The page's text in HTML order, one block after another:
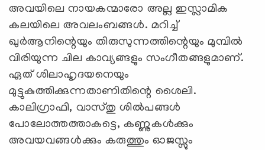
അവയിലെ നായകന്മാരോ അല്ല ഇസ്ലാമിക
കലയിലെ അവലംബങ്ങള്‍. മറിച്ച്‌
ഖുര്‍ആനിന്റെയും തിരുസുന്നത്തിന്റെയും മുമ്പില്‍
വിരിയുന്ന ചില കാവ്യങ്ങളും സംഗീതങ്ങളുമാണ്‌.
ഏത്‌ ശിലാഹൃദയനെയും
മുട്ടുകുത്തിക്കുന്നതാണിതിന്റെ ശൈലി.
കാലിഗ്രാഫി, വാസ്തു ശിൽപങ്ങള്‍
പോലോത്തത്താകട്ടെ, കണ്ണുകള്‍ക്കും
അവയവങ്ങള്‍ക്കും കരുത്തും ഓജസ്സും